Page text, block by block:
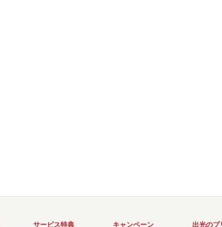
サービス特典 キャンペーン 出光のプ